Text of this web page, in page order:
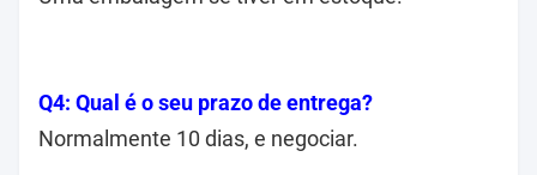
Q4: Qual é o seu prazo de entrega?
Normalmente 10 dias, e negociar.